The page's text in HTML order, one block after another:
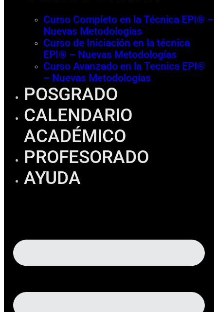
Curso Completo en la Técnica EPI® –
Nuevas Metodologías
Curso de Iniciación en la técnica
EPI® – Nuevas Metodologías
Curso Avanzado en la Tecnica EPI®
– Nuevas Metodologías
POSGRADO
CALENDARIO
ACADÉMICO
PROFESORADO
AYUDA